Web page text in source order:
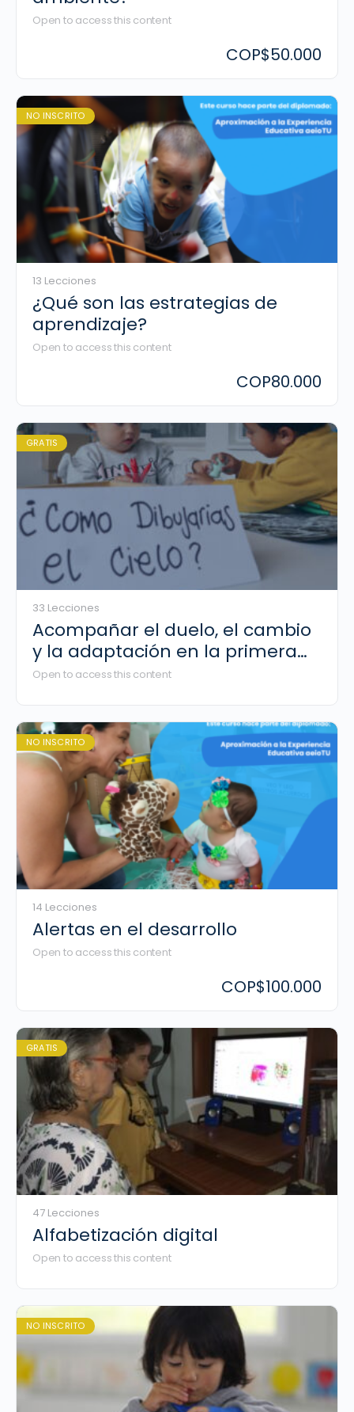
Open to access this content
COP$50.000
NO INSCRITO
13 Lecciones
¿Qué son las estrategias de
aprendizaje?
Open to access this content
COP80.000
GRATIS
33 Lecciones
Acompañar el duelo, el cambio
y la adaptación en la primera
infancia
Open to access this content
NO INSCRITO
14 Lecciones
Alertas en el desarrollo
Open to access this content
COP$100.000
GRATIS
47 Lecciones
Alfabetización digital
Open to access this content
NO INSCRITO